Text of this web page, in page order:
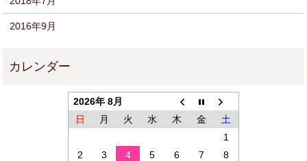
2016年9月
2026年 8月
日
月 火 水 木 金
土
1
2
3 4 5 6 7
8